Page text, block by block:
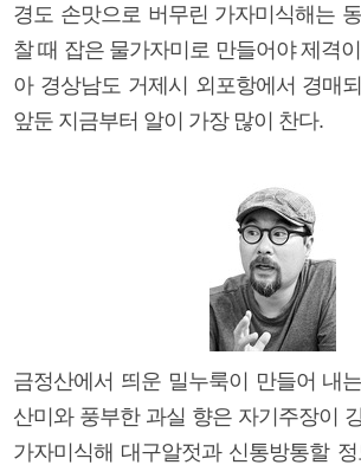
경도 손맛으로 버무린 가자미식해는
찰 때 잡은 물가자미로 만들어야 제격
아 경상남도 거제시 외포항에서 경매
앞둔 지금부터 알이 가장 많이 찬다.
금정산에서 띄운 밀누룩이 만들어 내
산미와 풍부한 과실 향은 자기주장이
가자미식해 대구알젓과 신통방통할